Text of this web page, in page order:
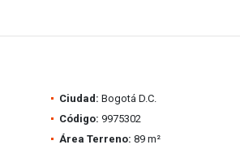
Ciudad: Bogotá D.C.
Código: 9975302
Área Terreno: 89 m²